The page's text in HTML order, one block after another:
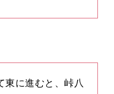
東に進むと、峠八